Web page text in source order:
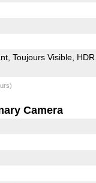
Toujours Visible HDR
Camera